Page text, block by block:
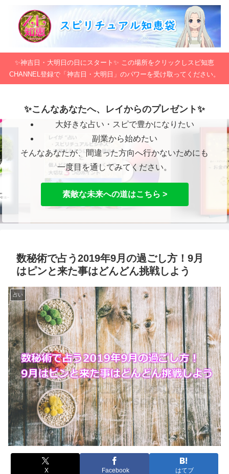
✨神吉日・大明日の日にスタート✨ この場所をクリックしスピ知恵
CHANNEL登録で「神吉日・大明日」のパワーを受け取ってください。
✨こんなあなたへ、レイからのプレゼント✨
大好きな占い・スピで豊かになりたい
副業から始めたい
そんなあなたが、間違った方向へ行かないためにも
一度目を通してみてください。
素敵な未来への道はこちら >
数秘術で占う2019年9月の過ごし方！9月
はピンと来た事はどんどん挑戦しよう
占い
X Facebook はてブ